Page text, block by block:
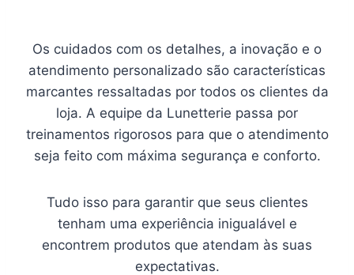
Os cuidados com os detalhes, a inovação e o
atendimento personalizado são características
marcantes ressaltadas por todos os clientes da
loja. A equipe da Lunetterie passa por
treinamentos rigorosos para que o atendimento
seja feito com máxima segurança e conforto.
Tudo isso para garantir que seus clientes
tenham uma experiência inigualável e
encontrem produtos que atendam às suas
expectativas.